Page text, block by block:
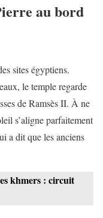
au bord
sites égyptiens.
le temple regarde
de Ramsès II. À ne
s’aligne parfaitement
a dit que les anciens
khmers : circuit